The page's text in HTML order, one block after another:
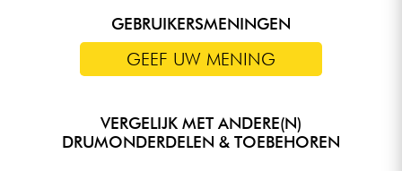
GEBRUIKERSMENINGEN
GEEF UW MENING
VERGELIJK MET ANDERE(N)
DRUMONDERDELEN & TOEBEHOREN